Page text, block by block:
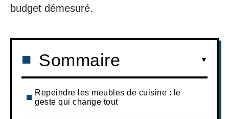
budget démesuré.
Sommaire
Repeindre les meubles de cuisine : le
geste qui change tout